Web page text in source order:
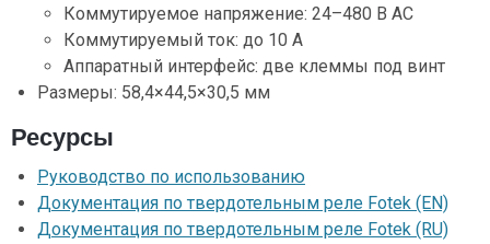
Коммутируемое напряжение: 24–480 В AC
Коммутируемый ток: до 10 А
Аппаратный интерфейс: две клеммы под винт
Размеры: 58,4×44,5×30,5 мм
Ресурсы
Руководство по использованию
Документация по твердотельным реле Fotek (EN)
Документация по твердотельным реле Fotek (RU)